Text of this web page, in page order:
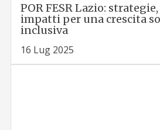
POR FESR Lazio:
impatti per una crescita
inclusiva
16 Lug 2025